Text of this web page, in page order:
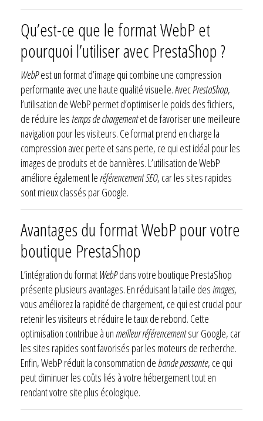
Qu’est-ce que le format WebP et
pourquoi l’utiliser avec PrestaShop ?
WebPest un format d’image qui combine une compression
performante avec une haute qualité visuelle. AvecPrestaShop,
l’utilisation de WebP permet d’optimiser le poids des fichiers,
de réduire lestemps de chargementet de favoriser une meilleure
navigation pour les visiteurs. Ce format prend en charge la
compression avec perte et sans perte, ce qui est idéal pour les
images de produits et de bannières. L’utilisation de WebP
améliore également le référencement SEO, car les sites rapides
sont mieux classés par Google.
Avantages du format WebP pour votre
boutique PrestaShop
L’intégration du formatWebPdans votre boutique PrestaShop
présente plusieurs avantages. En réduisant la taille desimages,
vous améliorez la rapidité de chargement, ce qui est crucial pour
retenir les visiteurs et réduire le taux de rebond. Cette
optimisation contribue à un meilleur référencementsur Google, car
les sites rapides sont favorisés par les moteurs de recherche.
Enfin, WebP réduit la consommation de bande passante, ce qui
peut diminuer les coûts liés à votre hébergement tout en
rendant votre site plus écologique.